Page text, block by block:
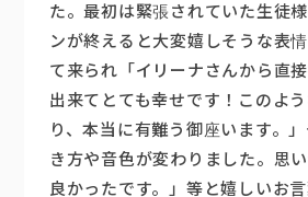
た。最初は緊張されていた生徒
ンが終えると大変嬉しそうな表
て来られ「イリーナさんから直
出来てとても幸せです！このよ
り、本当に有難う御座います。
き方や音色が変わりました。思
良かったです。」等と嬉しいお